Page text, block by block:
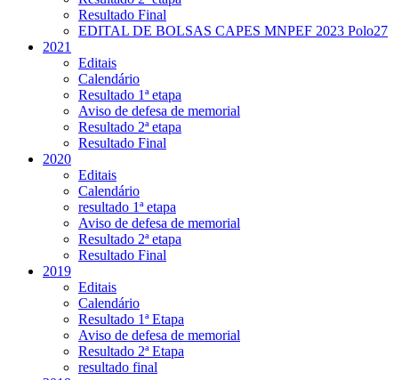
Resultado Final
EDITAL DE BOLSAS CAPES MNPEF 2023 Polo27
2021
Editais
Calendário
Resultado 1ª etapa
Aviso de defesa de memorial
Resultado 2ª etapa
Resultado Final
2020
Editais
Calendário
resultado 1ª etapa
Aviso de defesa de memorial
Resultado 2ª etapa
Resultado Final
2019
Editais
Calendário
Resultado 1ª Etapa
Aviso de defesa de memorial
Resultado 2ª Etapa
resultado final